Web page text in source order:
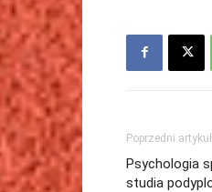
Poprzedni artykuł
Psychologia
studia